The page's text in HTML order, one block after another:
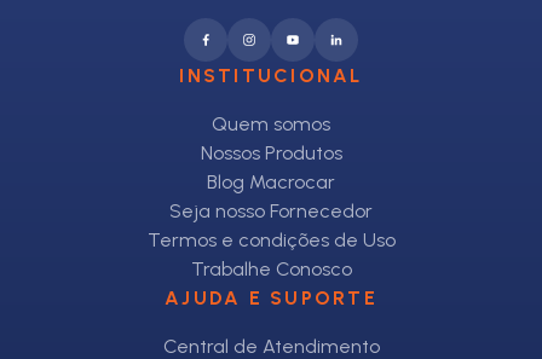
INSTITUCIONAL
Quem somos
Nossos Produtos
Blog Macrocar
Seja nosso Fornecedor
Termos e condições de Uso
Trabalhe Conosco
AJUDA E SUPORTE
Central de Atendimento